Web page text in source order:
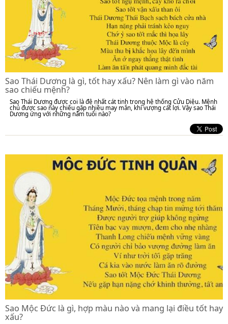
Sao Thái Dương là gì, tốt hay xấu? Nên làm gì vào năm
sao chiếu mệnh?
Sao Thái Dương được coi là đệ nhất cát tinh trong hệ thống Cửu Diệu. Mệnh
chủ được sao này chiếu gặp nhiều may mắn, khí vượng cát lợi. Vậy sao Thái
Dương ứng với những năm tuổi nào?
Sao Mộc Đức là gì, hợp màu nào và mang lại điều tốt hay
xấu?